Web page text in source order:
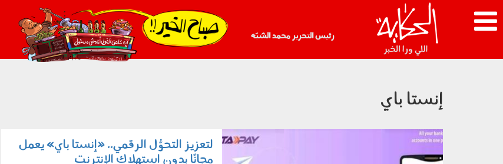
رئيس التحرير محمد الشبّه
021_2.png
إنستا باي
200501.jpg
لتعزيز التحوُّل الرقمي.. «إنستا باي» يعمل
مجانًا بدون استهلاك الإنترنت